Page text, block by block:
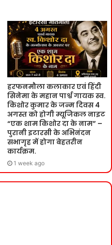
हरफनमौला कलाकार एवं हिंदी
सिनेमा के महान पार्श्व गायक स्व.
किशोर कुमार के जन्म दिवस 4
अगस्त को होगी म्यूजिकल नाइट
“एक शाम किशोर दा के नाम” –
पुरानी इटारसी के अभिनंदन
सभागृह में होगा बेहतरीन
कार्यक्रम.
1 week ago